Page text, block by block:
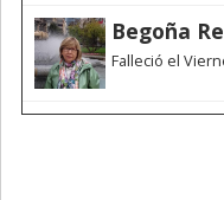
Begoña
Falleció el